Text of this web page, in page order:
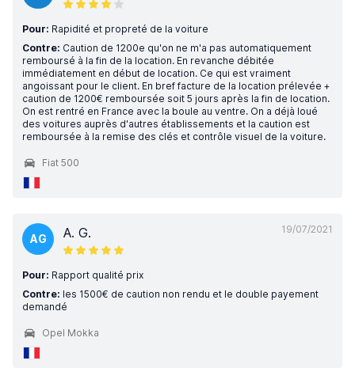
Pour: Rapidité et propreté de la voiture
Contre: Caution de 1200e qu'on ne m'a pas automatiquement
remboursé à la fin de la location. En revanche débitée
immédiatement en début de location. Ce qui est vraiment
angoissant pour le client. En bref facture de la location prélevée +
caution de 1200€ remboursée soit 5 jours après la fin de location.
On est rentré en France avec la boule au ventre. On a déjà loué
des voitures auprès d'autres établissements et la caution est
remboursée à la remise des clés et contrôle visuel de la voiture.
Fiat 500
19/07/2021
AG A. G.
Pour: Rapport qualité prix
Contre: les 1500€ de caution non rendu et le double payement
demandé
Opel Mokka